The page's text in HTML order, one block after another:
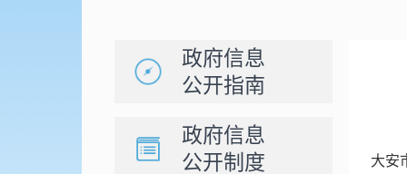
政府信息
公开指南
政府信息
公开制度
大安